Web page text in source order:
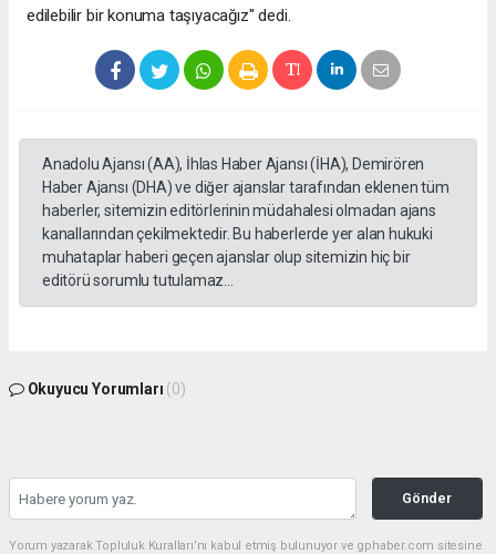
edilebilir bir konuma taşıyacağız" dedi.
Anadolu Ajansı (AA), İhlas Haber Ajansı (İHA), Demirören
Haber Ajansı (DHA) ve diğer ajanslar tarafından eklenen tüm
haberler, sitemizin editörlerinin müdahalesi olmadan ajans
kanallarından çekilmektedir. Bu haberlerde yer alan hukuki
muhataplar haberi geçen ajanslar olup sitemizin hiç bir
editörü sorumlu tutulamaz...
Okuyucu Yorumları (0)
Gönder
Yorum yazarak Topluluk Kuralları’nı kabul etmiş bulunuyor ve gphaber.com sitesine